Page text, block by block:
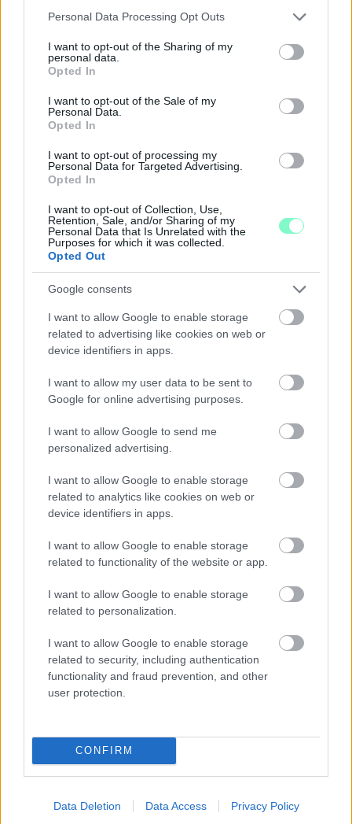
Please note that this website/app uses one or more Google
not limited to your visit or usage behaviour. You may click to
grant or deny consent to Google and its third-party tags to
use your data for below specified purposes in below Google
consent section.
Personal Data Processing Opt Outs
I want to opt-out of the Sharing of my
personal data.
Opted In
I want to opt-out of the Sale of my
Personal Data.
Opted In
I want to opt-out of processing my
Personal Data for Targeted Advertising.
Opted In
I want to opt-out of Collection, Use,
Retention, Sale, and/or Sharing of my
Personal Data that Is Unrelated with the
Purposes for which it was collected.
Opted Out
Google consents
I want to allow Google to enable storage
related to advertising like cookies on web or
device identifiers in apps.
I want to allow my user data to be sent to
Google for online advertising purposes.
I want to allow Google to send me
personalized advertising.
I want to allow Google to enable storage
related to analytics like cookies on web or
device identifiers in apps.
I want to allow Google to enable storage
related to functionality of the website or app.
I want to allow Google to enable storage
related to personalization.
I want to allow Google to enable storage
related to security, including authentication
functionality and fraud prevention, and other
user protection.
CONFIRM
Data Deletion Data Access Privacy Policy
NŐVERŐ SZOMBATHELYI FÉRFI ELLEN EMELT
VÁDAT AZ ÜGYÉSZSÉG
A férfi a nyílt utcán kezdte verni áldozatát.
A RÓMAIAKTÓL AZ AGYAGKATONÁKIG –
TÁRLATVEZETÉSEK, WORKSHOP ÉS
KÖZÖNSÉGTALÁLKOZÓ VÁRJA A LÁTOGATÓKAT A
GYŐRI RÓMER MÚZEUMBAN
Ingyenes programokkal és különleges kiállításokkal készülnek a
hét második felére, a hőségriadó idején ráadásul a Várkazamata
– Kőtár is díjmentesen látogatható.
Szólj hozzá!